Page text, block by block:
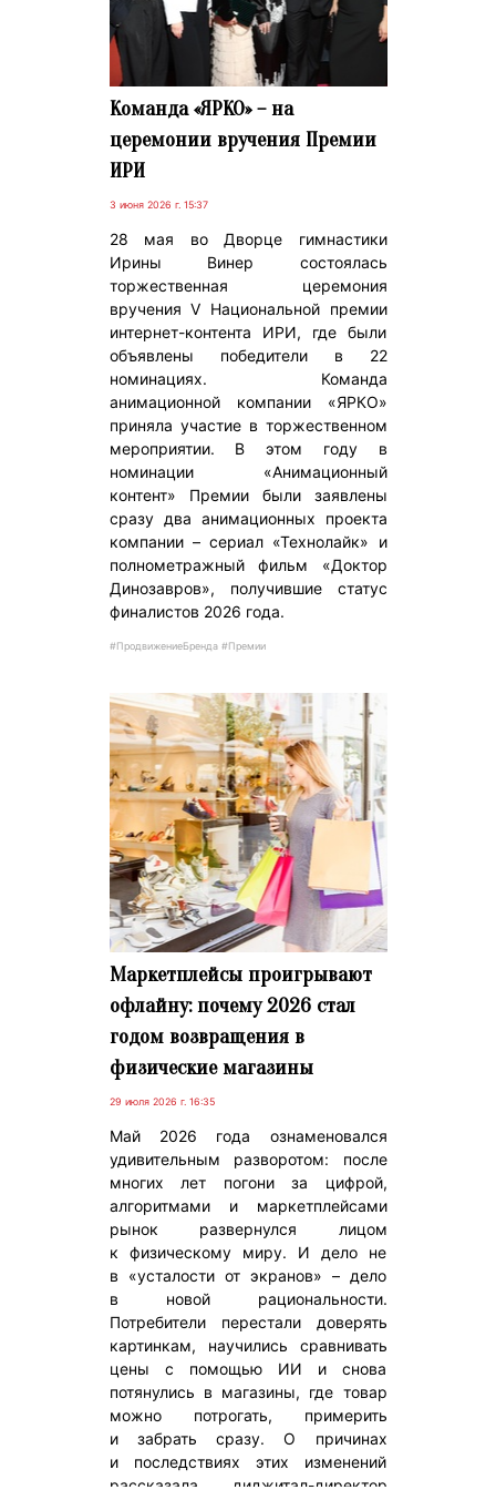
Команда «ЯРКО» – на
церемонии вручения Премии
ИРИ
3 июня 2026 г. 15:37
28 мая во Дворце гимнастики
Ирины Винер состоялась
торжественная церемония
вручения V Национальной премии
интернет-контента ИРИ, где были
объявлены победители в 22
номинациях. Команда
анимационной компании «ЯРКО»
приняла участие в торжественном
мероприятии. В этом году в
номинации «Анимационный
контент» Премии были заявлены
сразу два анимационных проекта
компании – сериал «Технолайк» и
полнометражный фильм «Доктор
Динозавров», получившие статус
финалистов 2026 года.
#ПродвижениеБренда #Премии
Маркетплейсы проигрывают
офлайну: почему 2026 стал
годом возвращения в
физические магазины
29 июля 2026 г. 16:35
Май 2026 года ознаменовался
удивительным разворотом: после
многих лет погони за цифрой,
алгоритмами и маркетплейсами
рынок развернулся лицом
к физическому миру. И дело не
в «усталости от экранов» – дело
в новой рациональности.
Потребители перестали доверять
картинкам, научились сравнивать
цены с помощью ИИ и снова
потянулись в магазины, где товар
можно потрогать, примерить
и забрать сразу. О причинах
и последствиях этих изменений
рассказала диджитал-директор